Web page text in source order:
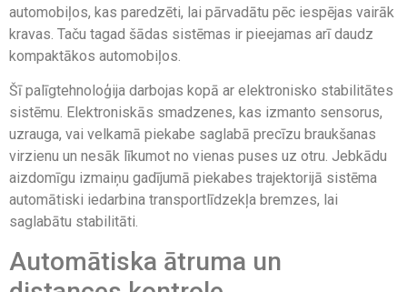
automobiļos, kas paredzēti, lai pārvadātu pēc iespējas vairāk
kravas. Taču tagad šādas sistēmas ir pieejamas arī daudz
kompaktākos automobiļos.
Šī palīgtehnoloģija darbojas kopā ar elektronisko stabilitātes
sistēmu. Elektroniskās smadzenes, kas izmanto sensorus,
uzrauga, vai velkamā piekabe saglabā precīzu braukšanas
virzienu un nesāk līkumot no vienas puses uz otru. Jebkādu
aizdomīgu izmaiņu gadījumā piekabes trajektorijā sistēma
automātiski iedarbina transportlīdzekļa bremzes, lai
saglabātu stabilitāti.
Automātiska ātruma un